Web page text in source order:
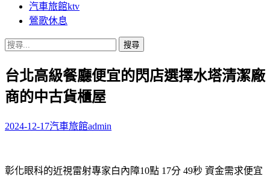
汽車旅館ktv
鶯歌休息
搜
關
鍵
字:
台北高級餐廳便宜的閃店選擇水塔清潔廠
商的中古貨櫃屋
2024-12-17汽車旅館admin
彰化眼科的近視雷射專家白內障10點 17分 49秒 資金需求便宜